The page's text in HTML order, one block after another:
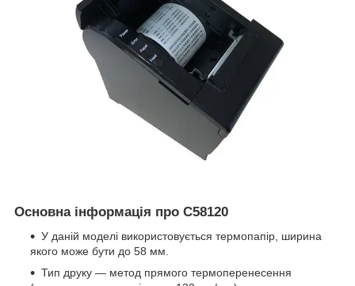
Основна інформація про C58120
У даній моделі використовується термопапір, ширина
якого може бути до 58 мм.
Тип друку — метод прямого термоперенесення